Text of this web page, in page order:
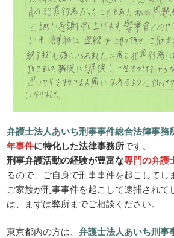
弁護士法人あいち刑事事件総合法律事務
年事件に特化した法律事務所です。
刑事弁護活動の経験が豊富な専門の弁護
るので、ご自身で刑事事件を起こしてし
ご家族が刑事事件を起こして逮捕されて
は、まずは弊所までご相談ください。
東京都内の方は、弁護士法人あいち刑事